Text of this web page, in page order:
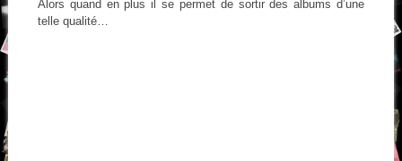
Alors quand en plus il se permet de sortir des albums d’une
telle qualité…